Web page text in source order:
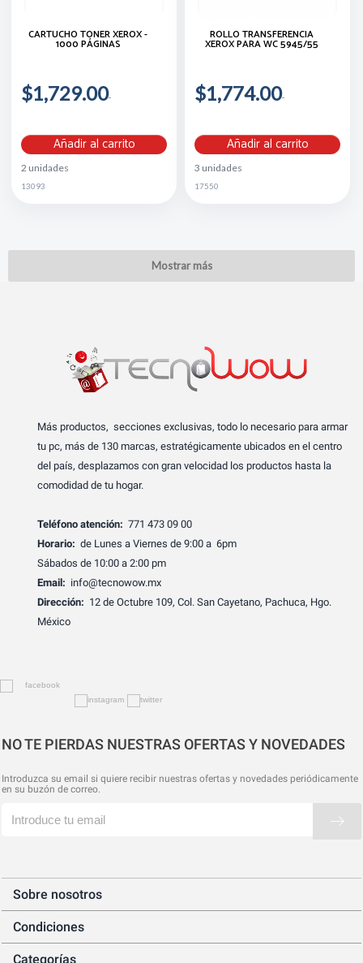
CARTUCHO TÓNER XEROX -
1000 PÁGINAS
$1,729.00
Añadir al carrito
2 unidades
13093
ROLLO TRANSFERENCIA
XEROX PARA WC 5945/55
$1,774.00
Añadir al carrito
3 unidades
17550
Mostrar más
Más productos, secciones exclusivas, todo lo necesario para armar
tu pc, más de 130 marcas, estratégicamente ubicados en el centro
del país, desplazamos con gran velocidad los productos hasta la
comodidad de tu hogar.
Teléfono atención: 771 473 09 00
Horario: de Lunes a Viernes de 9:00 a 6pm
Sábados de 10:00 a 2:00 pm
Email: info@tecnowow.mx
Dirección: 12 de Octubre 109, Col. San Cayetano, Pachuca, Hgo.
México
NO TE PIERDAS NUESTRAS OFERTAS Y NOVEDADES
Introduzca su email si quiere recibir nuestras ofertas y novedades periódicamente
en su buzón de correo.
Sobre nosotros
Condiciones
Categorías